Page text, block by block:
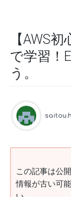
【AWS
で学習！
う。
この記事は公
情報が古い可